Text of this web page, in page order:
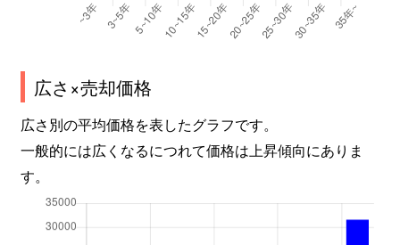
広さ×売却価格
広さ別の平均価格を表したグラフです。
一般的には広くなるにつれて価格は上昇傾向にありま
す。